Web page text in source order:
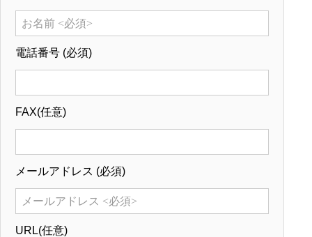
電話番号 (必須)
FAX(任意)
メールアドレス (必須)
URL(任意)